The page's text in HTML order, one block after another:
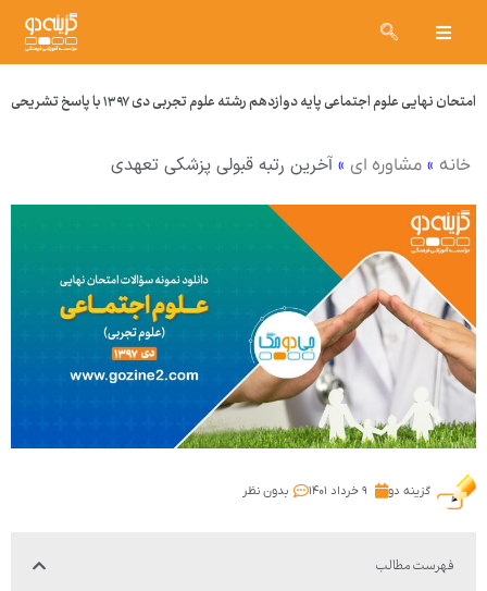
امتحان نهایی علوم اجتماعی پایه دوازدهم رشته علوم تجربی دی ۱۳۹۷ با پاسخ تشریحی
خانه » مشاوره ای » آخرین رتبه قبولی پزشکی تعهدی
گزینه دو ۹ خرداد ۱۴۰۱ بدون نظر
فهرست مطالب